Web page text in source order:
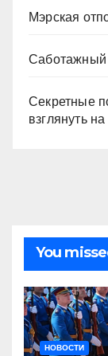
Мэрская
Секретные
взглянуть
You
НОВОСТИ